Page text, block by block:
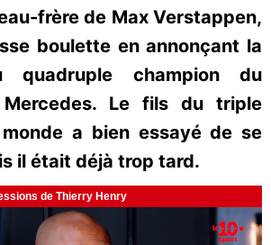
frère de Max Verstappen,
boulette en annonçant la
quadruple champion du
Le fils du triple
a bien essayé de se
il était déjà trop tard.